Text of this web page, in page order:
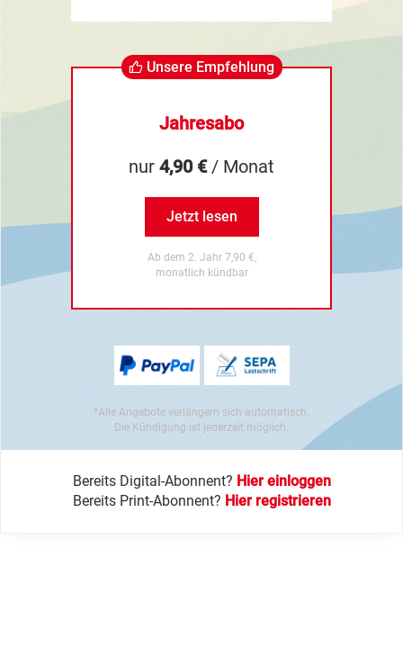
Unsere Empfehlung
Jahresabo
nur 4,90 €/ Monat
Jetzt lesen
Ab dem 2. Jahr 7,90 €,
monatlich kündbar
*Alle Angebote verlängern sich automatisch.
Die Kündigung ist jederzeit möglich.
Bereits Digital-Abonnent? Hier einloggen
Bereits Print-Abonnent? Hier registrieren